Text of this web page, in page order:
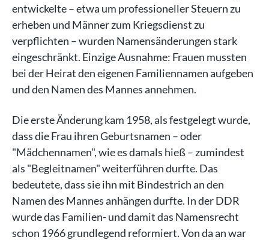
entwickelte – etwa um professioneller Steuern zu
erheben und Männer zum Kriegsdienst zu
verpflichten – wurden Namensänderungen stark
eingeschränkt. Einzige Ausnahme: Frauen mussten
bei der Heirat den eigenen Familiennamen aufgeben
und den Namen des Mannes annehmen.
Die erste Änderung kam 1958, als festgelegt wurde,
dass die Frau ihren Geburtsnamen – oder
"Mädchennamen", wie es damals hieß – zumindest
als "Begleitnamen" weiterführen durfte. Das
bedeutete, dass sie ihn mit Bindestrich an den
Namen des Mannes anhängen durfte. In der DDR
wurde das Familien- und damit das Namensrecht
schon 1966 grundlegend reformiert. Von da an war